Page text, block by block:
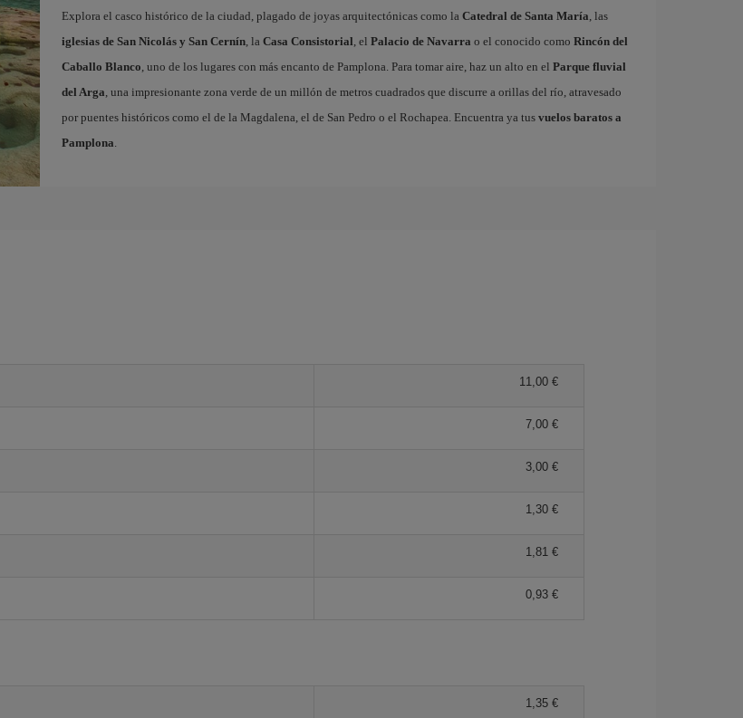
Explora el casco histórico de la ciudad, plagado de joyas arquitectónicas como la Catedral de Santa María, las
iglesias de San Nicolás y San Cernín, la Casa Consistorial, el Palacio de Navarra o el conocido como Rincón del
Caballo Blanco, uno de los lugares con más encanto de Pamplona. Para tomar aire, haz un alto en el Parque fluvial
del Arga, una impresionante zona verde de un millón de metros cuadrados que discurre a orillas del río, atravesado
por puentes históricos como el de la Magdalena, el de San Pedro o el Rochapea. Encuentra ya tus vuelos baratos a
Pamplona.
11,00 €
7,00 €
3,00 €
1,30 €
1,81 €
0,93 €
1,35 €